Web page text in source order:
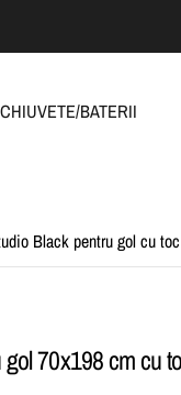
CHIUVETE/BATERII
Black pentru gol cu
70x198 cm cu